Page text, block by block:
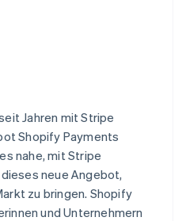
Jahren mit Stripe
Shopify Payments
nahe, mit Stripe
neue Angebot,
zu bringen. Shopify
und Unternehmern